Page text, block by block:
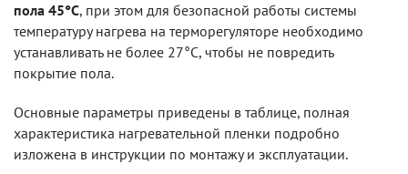
пола 45°С, при этом для безопасной работы системы
температуру нагрева на терморегуляторе необходимо
устанавливать не более 27°С, чтобы не повредить
покрытие пола.
Основные параметры приведены в таблице, полная
характеристика нагревательной пленки подробно
изложена в инструкции по монтажу и эксплуатации.